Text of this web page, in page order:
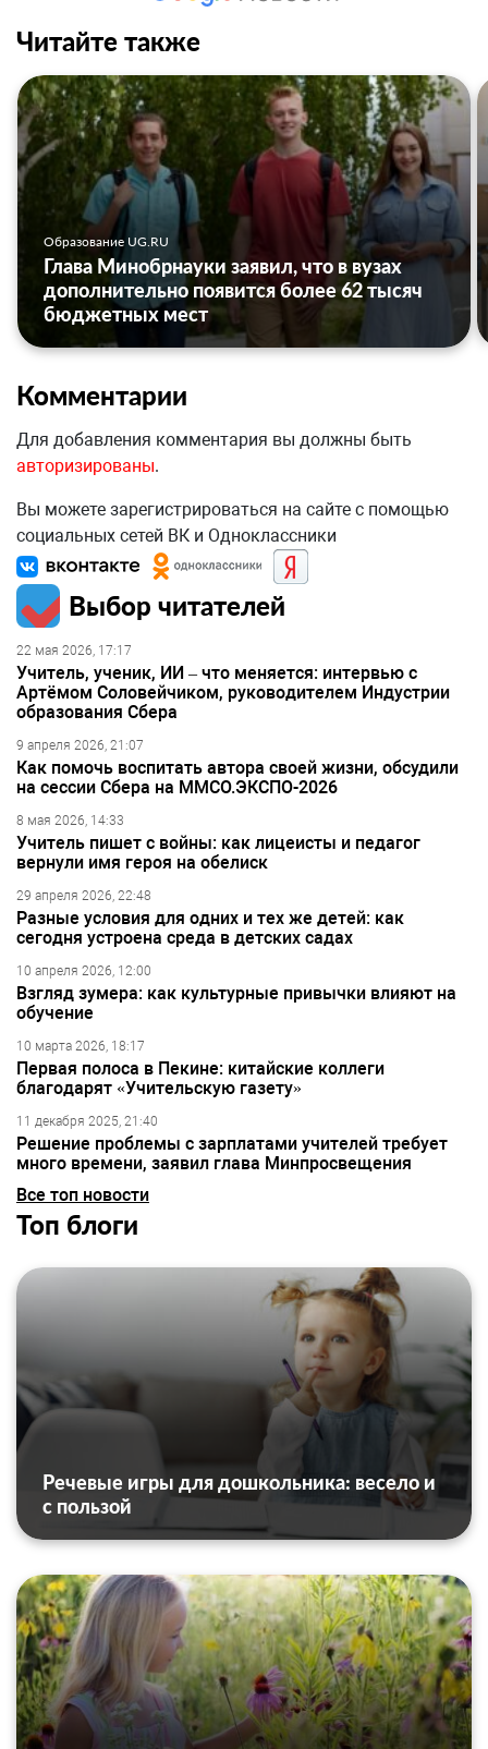
Читайте также
Образование UG.RU
Глава Минобрнауки заявил, что в вузах
дополнительно появится более 62 тысяч
бюджетных мест
Комментарии
Для добавления комментария вы должны быть
авторизированы.
Вы можете зарегистрироваться на сайте с помощью
социальных сетей ВК и Одноклассники
Выбор читателей
22 мая 2026, 17:17
Учитель, ученик, ИИ – что меняется: интервью с
Артёмом Соловейчиком, руководителем Индустрии
образования Сбера
9 апреля 2026, 21:07
Как помочь воспитать автора своей жизни, обсудили
на сессии Сбера на ММСО.ЭКСПО-2026
8 мая 2026, 14:33
Учитель пишет с войны: как лицеисты и педагог
вернули имя героя на обелиск
29 апреля 2026, 22:48
Разные условия для одних и тех же детей: как
сегодня устроена среда в детских садах
10 апреля 2026, 12:00
Взгляд зумера: как культурные привычки влияют на
обучение
10 марта 2026, 18:17
Первая полоса в Пекине: китайские коллеги
благодарят «Учительскую газету»
11 декабря 2025, 21:40
Решение проблемы с зарплатами учителей требует
много времени, заявил глава Минпросвещения
Все топ новости
Топ блоги
Речевые игры для дошкольника: весело и
с пользой